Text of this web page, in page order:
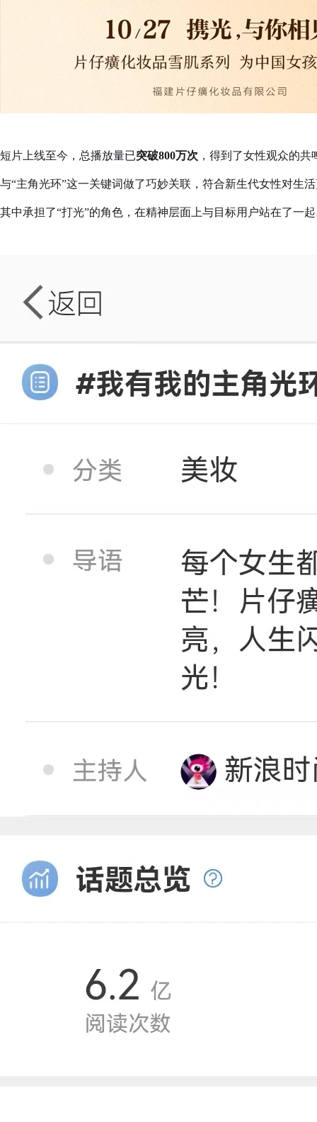
短片上线至今，总播放量已突破800万次 ，得到了女性观众的共
与“主角光环”这一关键词做了巧妙关联，符合新生代女性对生
其中承担了“打光”的角色，在精神层面上与目标用户站在了一